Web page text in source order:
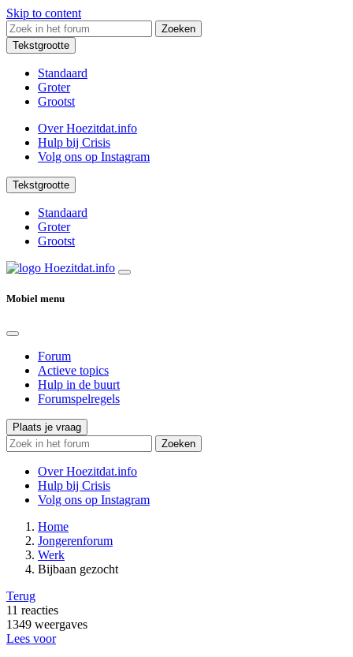
Skip to content
Zoeken
Tekstgrootte
Standaard
Groter
Grootst
Over Hoezitdat.info
Hulp bij Crisis
Volg ons op Instagram
Tekstgrootte
Standaard
Groter
Grootst
Mobiel menu
Forum
Actieve topics
Hulp in de buurt
Forumspelregels
Plaats je vraag
Zoeken
Over Hoezitdat.info
Hulp bij Crisis
Volg ons op Instagram
Home
Jongerenforum
Werk
Bijbaan gezocht
Terug
11 reacties
1349 weergaves
Lees voor